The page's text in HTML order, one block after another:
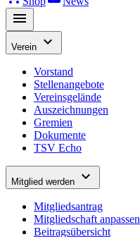
menu
Verein expand_more
Vorstand
Stellenangebote
Vereinsgelände
Auszeichnungen
Gremien
Dokumente
TSV Echo
Mitglied werden expand_more
Mitgliedsantrag
Mitgliedschaft anpassen
Beitragsübersicht